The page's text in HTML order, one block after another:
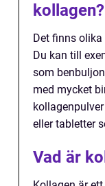
kollagen?
Det finns
Du kan till
som
med mycket
eller tabletter
Vad är